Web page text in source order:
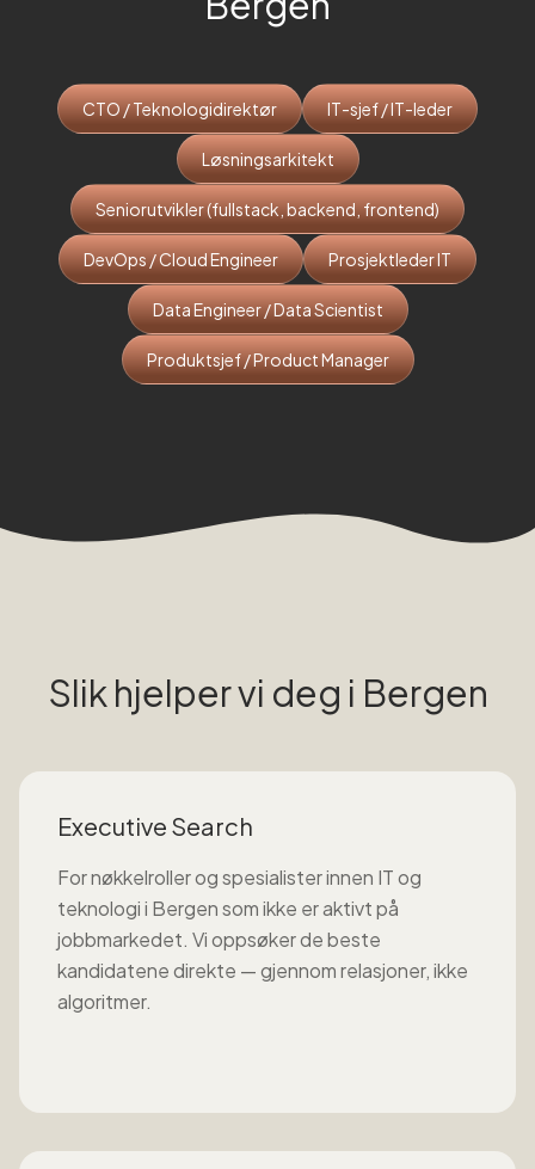
CTO / Teknologidirektør IT-sjef / IT-leder
Løsningsarkitekt
Seniorutvikler (fullstack, backend, frontend)
DevOps / Cloud Engineer Prosjektleder IT
Data Engineer / Data Scientist
Produktsjef / Product Manager
Slik hjelper vi deg i Bergen
Executive Search
For nøkkelroller og spesialister innen IT og
teknologii Bergensom ikke er aktivt på
jobbmarkedet. Vi oppsøker de beste
kandidatene direkte — gjennom relasjoner, ikke
algoritmer.